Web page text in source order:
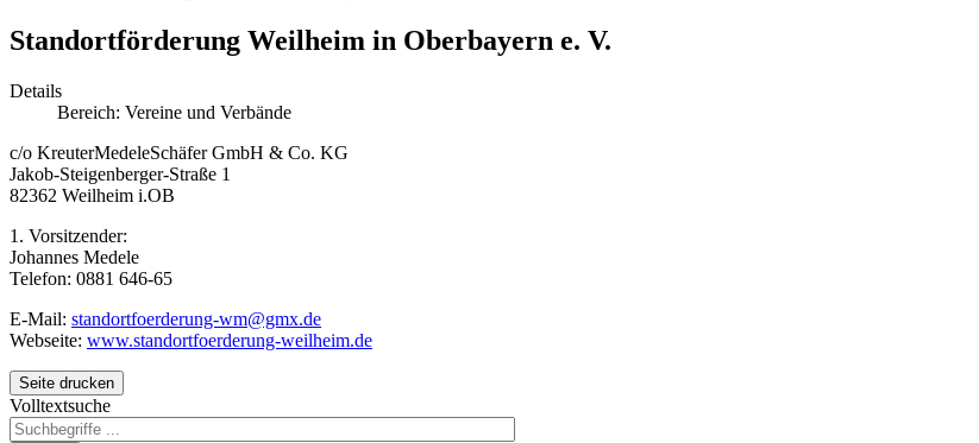
Standortförderung Weilheim in Oberbayern e. V.
Details
Bereich: Vereine und Verbände
c/o KreuterMedeleSchäfer GmbH & Co. KG
Jakob-Steigenberger-Straße 1
82362 Weilheim i.OB
1. Vorsitzender:
Johannes Medele
Telefon: 0881 646-65
E-Mail: standortfoerderung-wm@gmx.de
Webseite: www.standortfoerderung-weilheim.de
Seite drucken
Volltextsuche